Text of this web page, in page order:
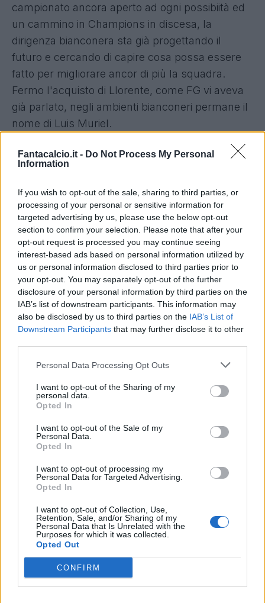
Fantacalcio.it - Do Not Process My Personal
Information
If you wish to opt-out of the sale, sharing to third parties, or
processing of your personal or sensitive information for
targeted advertising by us, please use the below opt-out
section to confirm your selection. Please note that after your
opt-out request is processed you may continue seeing
interest-based ads based on personal information utilized by
us or personal information disclosed to third parties prior to
your opt-out. You may separately opt-out of the further
disclosure of your personal information by third parties on the
IAB’s list of downstream participants. This information may
also be disclosed by us to third parties on the IAB’s List of
Downstream Participants that may further disclose it to other
Personal Data Processing Opt Outs
I want to opt-out of the Sharing of my
personal data.
Opted In
I want to opt-out of the Sale of my
Personal Data.
Opted In
I want to opt-out of processing my
Personal Data for Targeted Advertising.
Opted In
I want to opt-out of Collection, Use,
Retention, Sale, and/or Sharing of my
Personal Data that Is Unrelated with the
Purposes for which it was collected.
Opted Out
CONFIRM
campionato ancora aperto ad ogni possibiità ed
un cammino in Champions in discesa, la
dirigenza bianconera sta già progettando il
futuro e cercando di capire cosa possa essere
fatto per migliorare ancor di più la squadra.
Fermo l'acquisto di Llorente, come FG vi aveva
già parlato, negli ambienti bianconeri permane il
nome di Luis Muriel.
Legato all'Udinese da un contratto fino al 2017, il
cartellino si aggirerebbe attorno ai 13 milioni di
euro. L'operazione Muriel non escluderebbe
quellaGomez, di cui, sempre FG, vi aveva
parlato stamane. Una Juve quindi tutta
all'attacco, costretta a quel punto però a cedere
alcuni dei suoi pezzi attuali: Quagliarella sembra
interessare all'Inter, mentre nonostante le
prestazioni positive degli ultimi tempi, Matri
sembra essere comunque destinato in uscita.
ai giocatori ritenuti non in esubero: uno di questi
è sicuramente Martin Caceres, da riserva di
lusso a pedina fondamentale in questi mesi
nazionale uruguaiano, come ci informa
Canale
, avrebbero messo gli occhi Arsenal e
Manchester United, interessate e piacevolmente
colpite dalla duttilità del giocatore e dalle
discrete qualità tecniche anche in fase di
costruzione. Quale futuro per il difensore
bianconero?